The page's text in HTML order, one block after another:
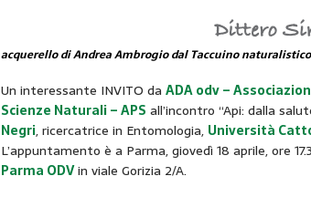
acquerello di Andrea Ambrogiodal Taccuino
Un interessante INVITO da ADA odv –
Scienze Naturali – APS all’incontro “Api: dalla
Negri, ricercatrice in Entomologia, Università
L’appuntamento è a Parma, giovedì 18 aprile, ore
Parma ODVin viale Gorizia 2/A.